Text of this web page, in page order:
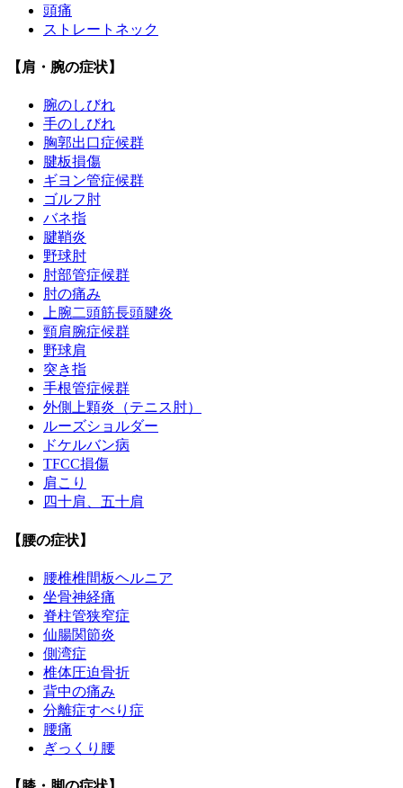
頭痛
ストレートネック
【肩・腕の症状】
腕のしびれ
手のしびれ
胸郭出口症候群
腱板損傷
ギヨン管症候群
ゴルフ肘
バネ指
腱鞘炎
野球肘
肘部管症候群
肘の痛み
上腕二頭筋長頭腱炎
頸肩腕症候群
野球肩
突き指
手根管症候群
外側上顆炎（テニス肘）
ルーズショルダー
ドケルバン病
TFCC損傷
肩こり
四十肩、五十肩
【腰の症状】
腰椎椎間板ヘルニア
坐骨神経痛
脊柱管狭窄症
仙腸関節炎
側湾症
椎体圧迫骨折
背中の痛み
分離症すべり症
腰痛
ぎっくり腰